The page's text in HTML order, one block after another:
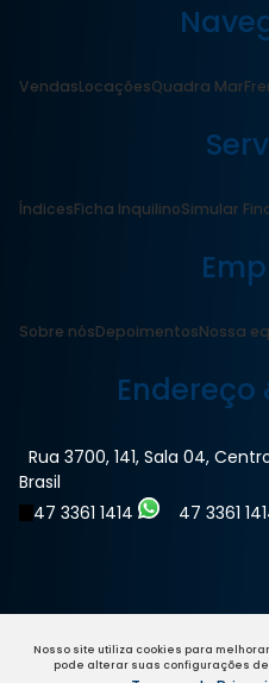
Nosso site utiliza cookies para
pode alterar suas configurações
VendasLocaçõesQuadra Mar
ÍndicesFicha InquilinoSimular
Sobre nósDepoimentosNossa
Rua 3700, 141, Sala 04,
Brasil
47 3361 1414
47 3361